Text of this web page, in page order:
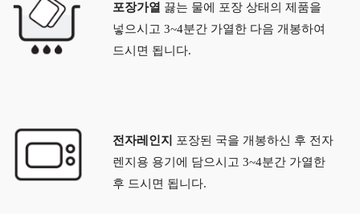
포장가열 끓는 물에 포장 상태의 제품을
넣으시고 3~4분간 가열한 다음 개봉하여
드시면 됩니다.
전자레인지
포장된 국을 개봉하신 후 전자
렌지용 용기에 담으시고 3~4분간 가열한
후 드시면 됩니다.